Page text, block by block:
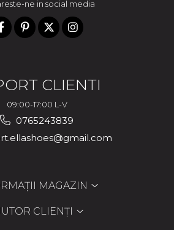
ne in social media
CLIENTI
09:00-17:00 L-V
0765243839
MAGAZIN
CLIENȚI